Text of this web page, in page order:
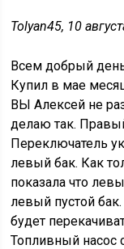
Tolyan45, 10
Всем добрый
Купил в мае
ВЫ Алексей не
делаю так.
Переключатель
левый бак. Как
показала что
левый пустой
будет
Топливный насос